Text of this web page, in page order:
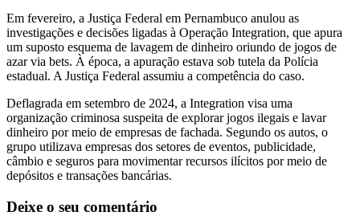
Em fevereiro, a Justiça Federal em Pernambuco anulou as
investigações e decisões ligadas à Operação Integration, que apura
um suposto esquema de lavagem de dinheiro oriundo de jogos de
azar via bets. À época, a apuração estava sob tutela da Polícia
estadual. A Justiça Federal assumiu a competência do caso.
Deflagrada em setembro de 2024, a Integration visa uma
organização criminosa suspeita de explorar jogos ilegais e lavar
dinheiro por meio de empresas de fachada. Segundo os autos, o
grupo utilizava empresas dos setores de eventos, publicidade,
câmbio e seguros para movimentar recursos ilícitos por meio de
depósitos e transações bancárias.
Deixe o seu comentário